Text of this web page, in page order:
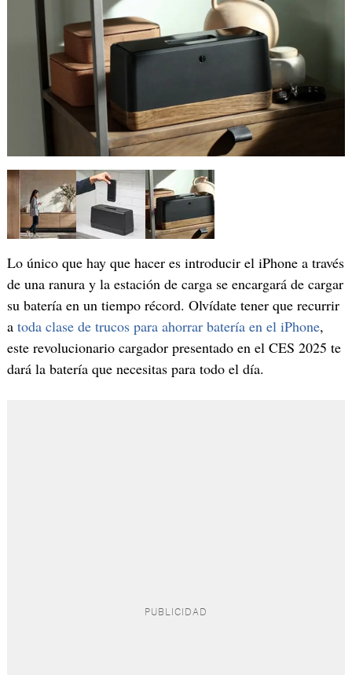
Lo único que hay que hacer es introducir el iPhone a través
de una ranura y la estación de carga se encargará de cargar
su batería en un tiempo récord. Olvídate tener que recurrir
a toda clase de trucos para ahorrar batería en el iPhone,
este revolucionario cargador presentado en el CES 2025 te
dará la batería que necesitas para todo el día.